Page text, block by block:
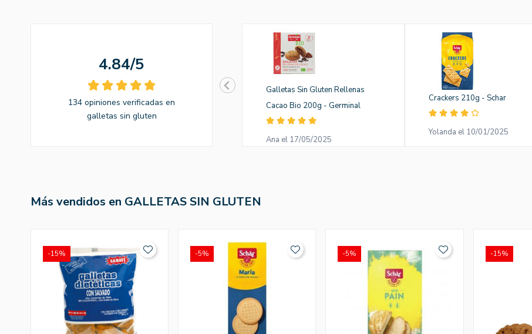
4.84/5
134 opiniones verificadas en
galletas sin gluten
Galletas Sin Gluten Rellenas
Cacao Bio 200g - Germinal
Ana el 17/05/2025
Crackers 210g - Schar
Yolanda el 10/01/2025
Más vendidos en GALLETAS SIN GLUTEN
-15% -5% -5% -15%